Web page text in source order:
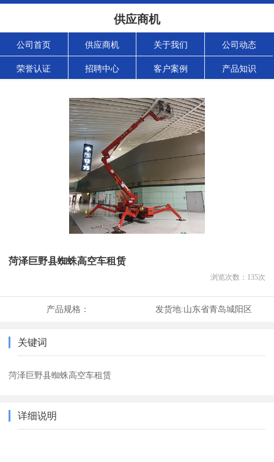
供应商机
公司首页 供应商机 关于我们 公司动态
荣誉认证 招聘中心 客户案例 产品知识
菏泽巨野县蜘蛛高空车租赁
浏览次数： 135次
产品规格： 发货地:山东省青岛城阳区
关键词
菏泽巨野县蜘蛛高空车租赁
详细说明